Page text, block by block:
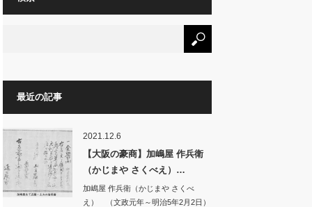
最近の記事
2021.12.6
【大阪の豪商】加嶋屋 作兵衛
（かじまや さくべえ）…
加嶋屋 作兵衛（かじまや さくべ
え） （文政元年～明治5年2月2日）